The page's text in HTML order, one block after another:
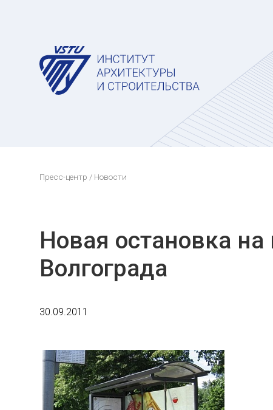
Пресс-центр / Новости
Новая остановка
Волгограда
30.09.2011